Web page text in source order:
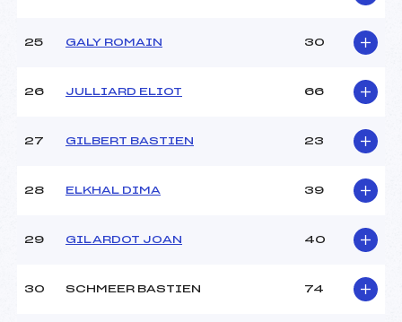
25 GALY ROMAIN 30
26 JULLIARD ELIOT 66
27 GILBERT BASTIEN 23
28 ELKHAL DIMA 39
29 GILARDOT JOAN 40
30 SCHMEER BASTIEN 74